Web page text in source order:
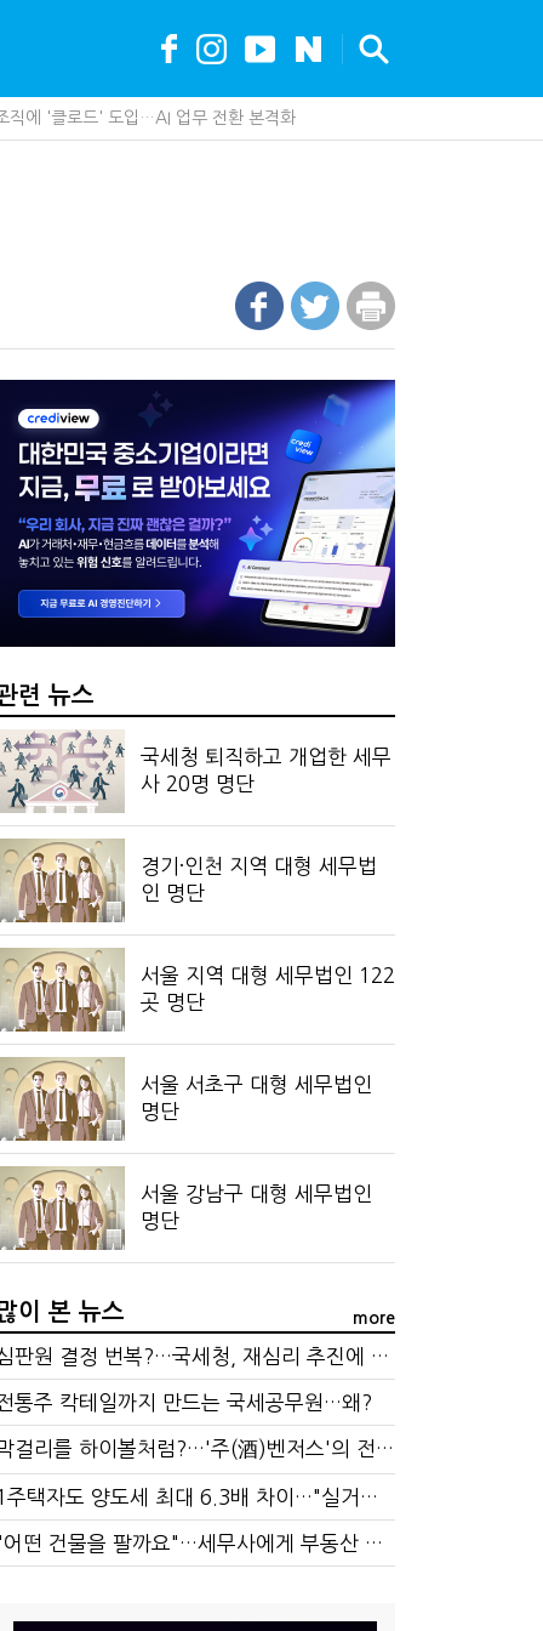
직에 '클로드' 도입…AI 업무 전환 본격화
못 산다…지자체도 '경영'의 시대
…1주택자 세 부담 어떻게 달라질까
금 1억…국세청·관세청 누가 가져갈까
단한다…더존비즈온 'ARIX 모델' 고도화
공제…임광현 "무한정 혜택, 공정한가"
효과…'올○스' 운영법인 폐업
세금 인하…환급 플랫폼 수익성 악화될까
생산땐 세금 깎아준다
국세청, 재심리 추진에 납세자 부담 우려
만드는 국세공무원…왜?
?…'주(酒)벤저스'의 전통주 즐기는 법
지 않았다…미국의 강제노동 관세 전략
련 뉴스
국세청 퇴직하고 개업한 세무
사 20명 명단
경기·인천 지역 대형 세무법
인 명단
서울 지역 대형 세무법인 122
곳 명단
서울 서초구 대형 세무법인
명단
서울 강남구 대형 세무법인
명단
이 본 뉴스 more
심판원 결정 번복?…국세청, 재심리 추진에 납세자 부담 우려
통주 칵테일까지 만드는 국세공무원…왜?
막걸리를 하이볼처럼?…'주(酒)벤저스'의 전통주 즐기는 법
1주택자도 양도세 최대 6.3배 차이…"실거주 요건 강화하자"
"어떤 건물을 팔까요"…세무사에게 부동산 고민을 털어놓는 이유